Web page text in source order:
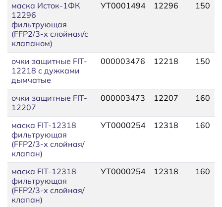
маска Исток-1ФК
12296
фильтрующая
(FFP2/3-х слойная/с
клапаном)
УТ0001494 12296 150
очки защитные FIT-
12218 с дужками
дымчатые
000003476 12218 150
очки защитные FIT-
12207
000003473 12207 160
маска FIT-12318
фильтрующая
(FFP2/3-х слойная/
клапан)
УТ0000254 12318 160
маска FIT-12318
фильтрующая
(FFP2/3-х слойная/
клапан)
УТ0000254 12318 160